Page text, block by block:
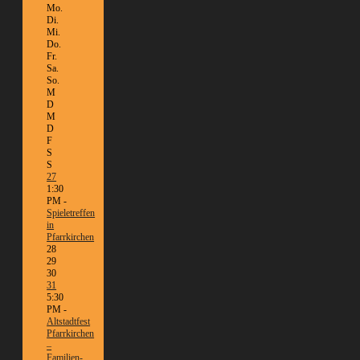
Mo.
Di.
Mi.
Do.
Fr.
Sa.
So.
M
D
M
D
F
S
S
27
1:30
PM -
Spieletreffen
in
Pfarrkirchen
28
29
30
31
5:30
PM -
Altstadtfest
Pfarrkirchen
–
Familien-